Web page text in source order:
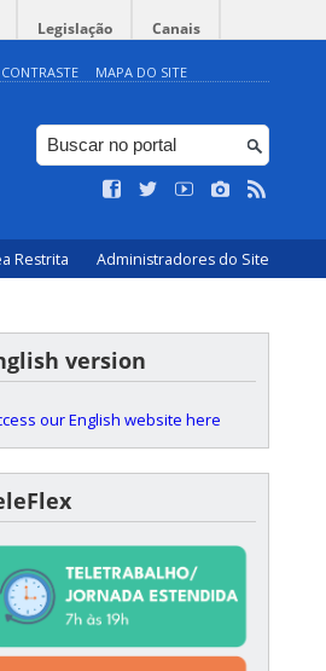
Legislação Canais
MAPA DO SITE
Restrita Administradores do Site
version
our English website here